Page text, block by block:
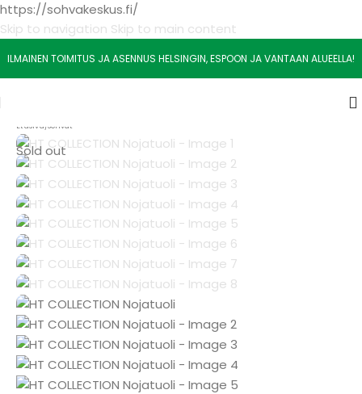
https://sohvakeskus.fi/
Skip to navigation Skip to main content
ILMAINEN TOIMITUS JA ASENNUS HELSINGIN, ESPOON JA VANTAAN ALUEELLA!
Etusivu/Sohvat
Sold out